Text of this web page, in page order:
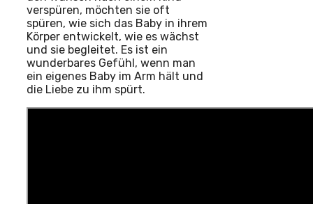
verspüren, möchten sie oft
spüren, wie sich das Baby in ihrem
Körper entwickelt, wie es wächst
und sie begleitet. Es ist ein
wunderbares Gefühl, wenn man
ein eigenes Baby im Arm hält und
die Liebe zu ihm spürt.